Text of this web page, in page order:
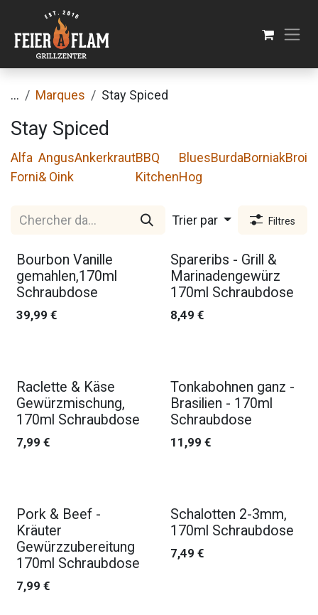
Se rendre au contenu
... Marques Stay Spiced
Stay Spiced
Alfa
Forni
Angus
& Oink
AnkerkrautBBQ
Kitchen
Blues
Hog
BurdaBorniak
Trier par Filtres
Bourbon Vanille
gemahlen,170ml
Schraubdose
39,99 €
Spareribs - Grill &
Marinadengewürz
170ml Schraubdose
8,49 €
Raclette & Käse
Gewürzmischung,
170ml Schraubdose
7,99 €
Tonkabohnen ganz -
Brasilien - 170ml
Schraubdose
11,99 €
Pork & Beef -
Kräuter
Gewürzzubereitung
170ml Schraubdose
7,99 €
Schalotten 2-3mm,
170ml Schraubdose
7,49 €